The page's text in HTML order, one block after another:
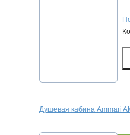
Душевая кабина Ammari